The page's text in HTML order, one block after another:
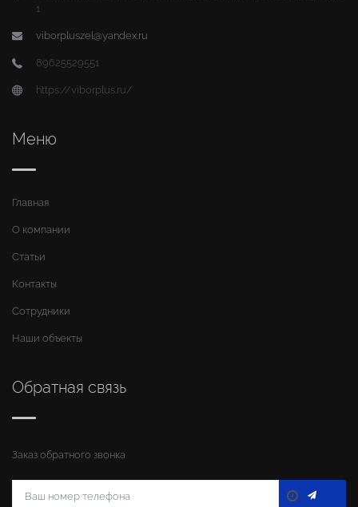
1
viborpluszel@yandex.ru
89625529551
https://viborplus.ru/
Меню
Главная
О компании
Статьи
Контакты
Сотрудники
Наши объекты
Обратная связь
Заказ обратного звонка